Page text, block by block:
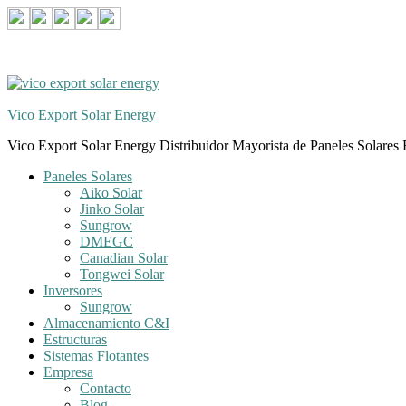
Skip
to
Skip
to
Vico Export Solar Energy
Vico Export Solar Energy Distribuidor Mayorista de Paneles Solares
Toggle
navigation
Paneles Solares
Aiko Solar
Jinko Solar
Sungrow
DMEGC
Canadian Solar
Tongwei Solar
Inversores
Sungrow
Almacenamiento C&I
Estructuras
Sistemas Flotantes
Empresa
Contacto